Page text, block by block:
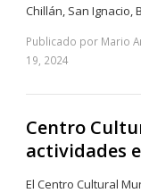
Chillán, San Ignacio,
Publicado por Mario
19, 2024
Centro
actividades
El Centro Cultural